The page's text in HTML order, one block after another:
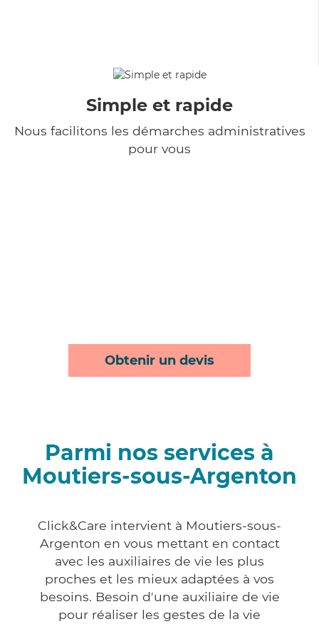
Simple et rapide
Nous facilitons les démarches administratives
pour vous
Obtenir un devis
Parmi nos services à
Moutiers-sous-Argenton
Click&Care intervient à Moutiers-sous-
Argenton en vous mettant en contact
avec les auxiliaires de vie les plus
proches et les mieux adaptées à vos
besoins. Besoin d'une auxiliaire de vie
pour réaliser les gestes de la vie